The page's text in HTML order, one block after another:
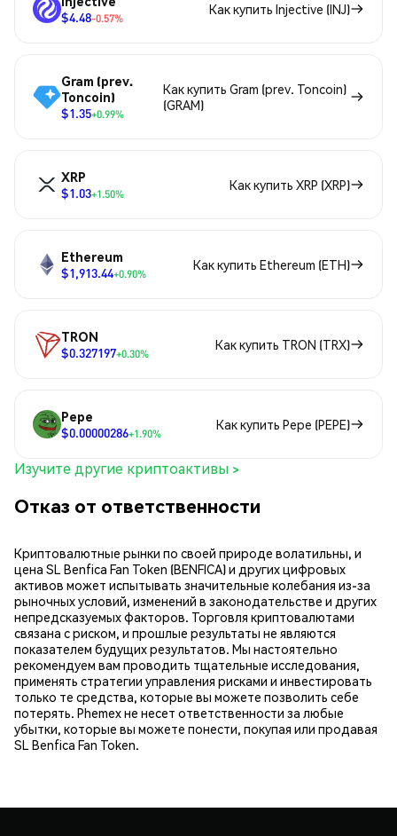
$4.48-0.57%
Как купить Injective (INJ)
Gram (prev.
Toncoin)
$1.35+0.99%
Как купить Gram (prev. Toncoin)
(GRAM)
XRP
$1.03+1.50%
Как купить XRP (XRP)
Ethereum
$1,913.44+0.90%
Как купить Ethereum (ETH)
TRON
$0.327197+0.30%
Как купить TRON (TRX)
Pepe
$0.00000286+1.90%
Как купить Pepe (PEPE)
Изучите другие криптоактивы >
Отказ от ответственности
Криптовалютные рынки по своей природе волатильны, и
цена SL Benfica Fan Token (BENFICA) и других цифровых
активов может испытывать значительные колебания из-за
рыночных условий, изменений в законодательстве и других
непредсказуемых факторов. Торговля криптовалютами
связана с риском, и прошлые результаты не являются
показателем будущих результатов. Мы настоятельно
рекомендуем вам проводить тщательные исследования,
применять стратегии управления рисками и инвестировать
только те средства, которые вы можете позволить себе
потерять. Phemex не несет ответственности за любые
убытки, которые вы можете понести, покупая или продавая
SL Benfica Fan Token.